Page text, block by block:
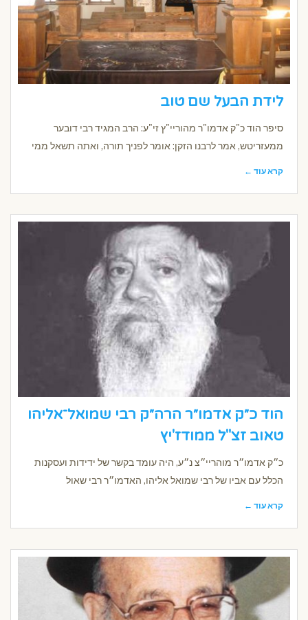
לידת הבעל שם טוב
סיפר הוד כ"ק אדמו"ר מהוריי"ץ זי"ע: הרב המגיד רבי דובער
ממעזריטש, אמר לרבנו הזקן: אומר לפניך תורה, ואתה תשאל ממי
קרא עוד ←
הוד כ״ק אדמו״ר הרה״ק רבי שמואל־אליהו
טאוב זצ"ל ממודז'יץ
כ״ק אדמו״ר מוהריי״צ נ״ע, היה עומד בקשר של ידידות ועסקנות
הכלל עם אביו של רבי שמואל אליהו, האדמו״ר רבי שאול
קרא עוד ←